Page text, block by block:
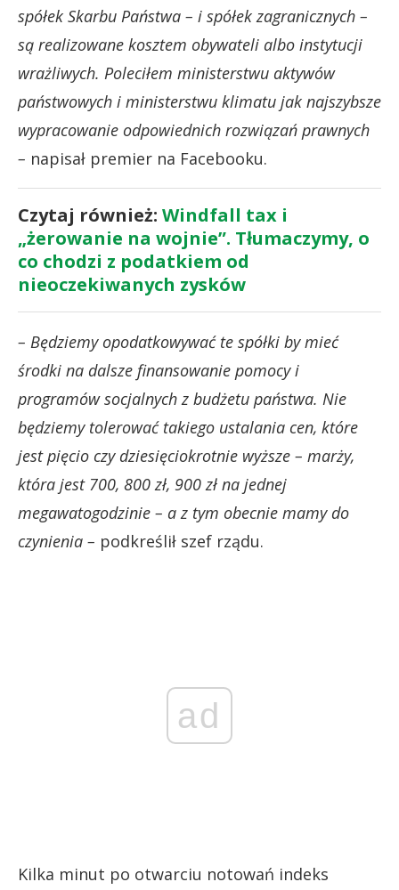
spółek Skarbu Państwa – i spółek zagranicznych –
są realizowane kosztem obywateli albo instytucji
wrażliwych. Poleciłem ministerstwu aktywów
państwowych i ministerstwu klimatu jak najszybsze
wypracowanie odpowiednich rozwiązań prawnych
– napisał premier na Facebooku.
Czytaj również: Windfall tax i
„żerowanie na wojnie”. Tłumaczymy, o
co chodzi z podatkiem od
nieoczekiwanych zysków
– Będziemy opodatkowywać te spółki by mieć
środki na dalsze finansowanie pomocy i
programów socjalnych z budżetu państwa. Nie
będziemy tolerować takiego ustalania cen, które
jest pięcio czy dziesięciokrotnie wyższe – marży,
która jest 700, 800 zł, 900 zł na jednej
megawatogodzinie – a z tym obecnie mamy do
czynienia – podkreślił szef rządu.
ad
Kilka minut po otwarciu notowań indeks